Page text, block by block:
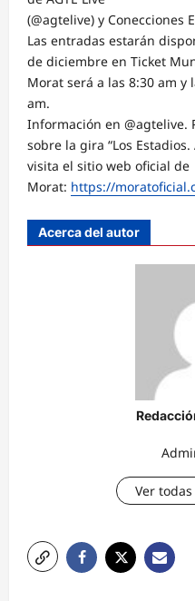
(@agtelive) y
Las entradas estarán
de diciembre en Ticket
Morat será a las 8:30 am y
am.
Información en @agtelive.
sobre la gira “Los
visita el sitio web oficial de
Morat: https://
Acerca del autor
Ver